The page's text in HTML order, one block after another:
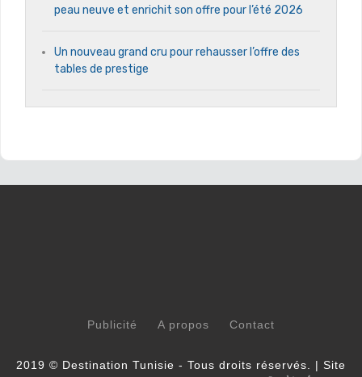
peau neuve et enrichit son offre pour l’été 2026
Un nouveau grand cru pour rehausser l’offre des
tables de prestige
Publicité A propos Contact
2019 © Destination Tunisie - Tous droits réservés. | Site